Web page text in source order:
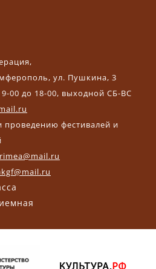
ул. Пушкина, 3
00 до 18-00, выходной СБ-ВС
проведению фестивалей и